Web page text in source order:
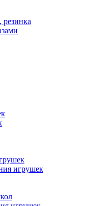
игрушек